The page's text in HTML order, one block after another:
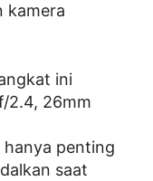
kamera
ini
2.4, 26mm
penting
saat